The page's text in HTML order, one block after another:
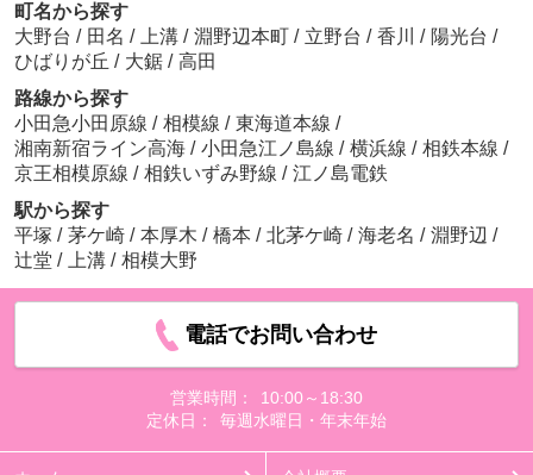
町名から探す
大野台 / 田名 / 上溝 / 淵野辺本町 / 立野台 / 香川 / 陽光台 /
ひばりが丘 / 大鋸 / 高田
路線から探す
小田急小田原線 / 相模線 / 東海道本線 /
湘南新宿ライン高海 / 小田急江ノ島線 / 横浜線 / 相鉄本線 /
京王相模原線 / 相鉄いずみ野線 / 江ノ島電鉄
駅から探す
平塚 / 茅ケ崎 / 本厚木 / 橋本 / 北茅ケ崎 / 海老名 / 淵野辺 /
辻堂 / 上溝 / 相模大野
電話でお問い合わせ
営業時間：
10:00～18:30
定休日：
毎週水曜日・年末年始